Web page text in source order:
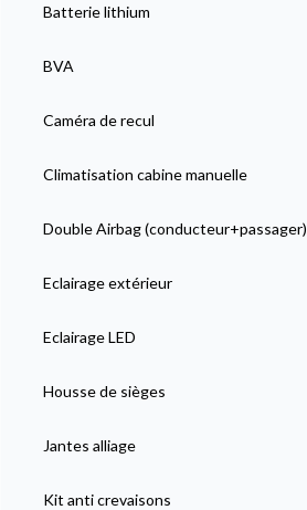
Batterie lithium
BVA
Caméra de recul
Climatisation cabine manuelle
Double Airbag (conducteur+passager)
Eclairage extérieur
Eclairage LED
Housse de sièges
Jantes alliage
Kit anti crevaisons